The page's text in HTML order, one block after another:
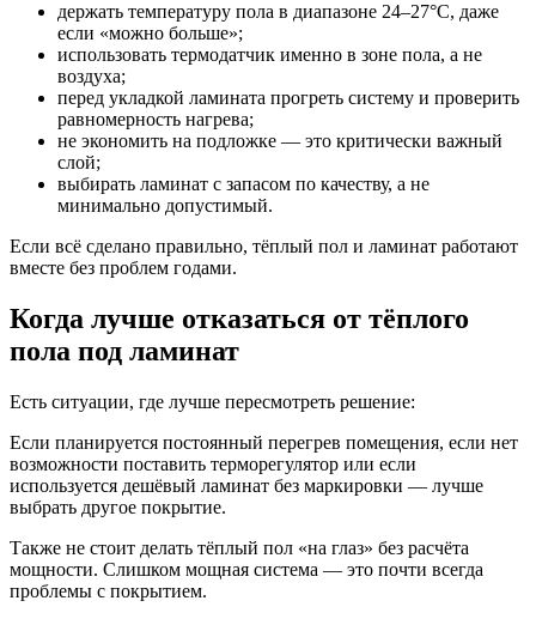
держать температуру пола в диапазоне 24–27°C, даже
если «можно больше»;
использовать термодатчик именно в зоне пола, а не
воздуха;
перед укладкой ламината прогреть систему и проверить
равномерность нагрева;
не экономить на подложке — это критически важный
слой;
выбирать ламинат с запасом по качеству, а не
минимально допустимый.
Если всё сделано правильно, тёплый пол и ламинат работают
вместе без проблем годами.
Когда лучше отказаться от тёплого
пола под ламинат
Есть ситуации, где лучше пересмотреть решение:
Если планируется постоянный перегрев помещения, если нет
возможности поставить терморегулятор или если
используется дешёвый ламинат без маркировки — лучше
выбрать другое покрытие.
Также не стоит делать тёплый пол «на глаз» без расчёта
мощности. Слишком мощная система — это почти всегда
проблемы с покрытием.